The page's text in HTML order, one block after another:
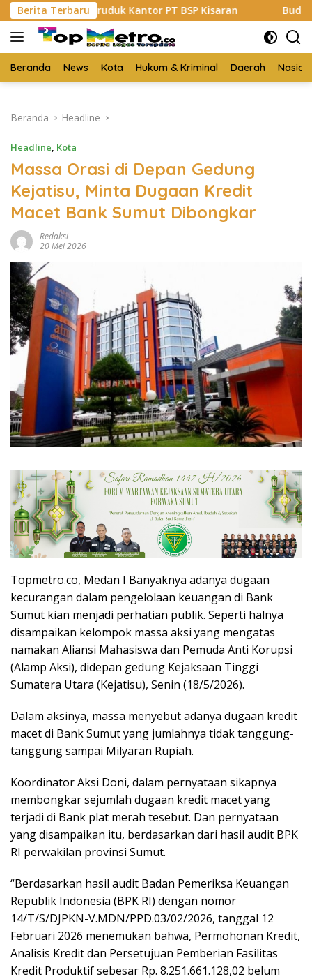
Langsung
ke
konten
Berita Terbaru
Geruduk Kantor PT BSP Kisaran Budi Yanto SH
Beranda News Kota Hukum & Kriminal Daerah
Beranda Headline
Headline, Kota
Massa Orasi di Depan Gedung
Kejatisu, Minta Dugaan Kredit
Macet Bank Sumut Dibongkar
Redaksi
20 Mei 2026
Topmetro.co, Medan I Banyaknya adanya dugaan
kecurangan dalam pengelolaan keuangan di Bank
Sumut kian menjadi perhatian publik. Seperti halnya
disampaikan kelompok massa aksi yang mengatas
namakan Aliansi Mahasiswa dan Pemuda Anti Korupsi
(Alamp Aksi), didepan gedung Kejaksaan Tinggi
Sumatera Utara (Kejatisu), Senin (18/5/2026).
Dalam aksinya, massa menyebut adanya dugaan kredit
macet di Bank Sumut yang jumlahnya tidak tanggung-
tanggung sampai Milyaran Rupiah.
Koordinator Aksi Doni, dalam pernyataan sikapnya
membongkar sejumlah dugaan kredit macet yang
terjadi di Bank plat merah tesebut. Dan pernyataan
yang disampaikan itu, berdasarkan dari hasil audit BPK
RI perwakilan provinsi Sumut.
“Berdasarkan hasil audit Badan Pemeriksa Keuangan
Republik Indonesia (BPK RI) dengan nomor
14/T/S/DJPKN-V.MDN/PPD.03/02/2026, tanggal 12
Februari 2026 menemukan bahwa, Permohonan Kredit,
Analisis Kredit dan Persetujuan Pemberian Fasilitas
Kredit Produktif sebesar Rp. 8.251.661.128,02 belum